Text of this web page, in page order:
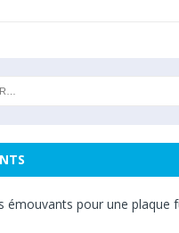
émouvants pour une plaque